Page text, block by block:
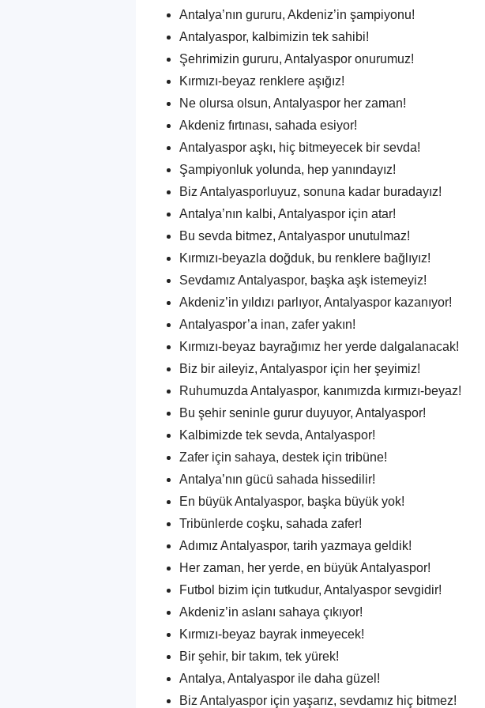
Antalya’nın gururu, Akdeniz’in şampiyonu!
Antalyaspor, kalbimizin tek sahibi!
Şehrimizin gururu, Antalyaspor onurumuz!
Kırmızı-beyaz renklere aşığız!
Ne olursa olsun, Antalyaspor her zaman!
Akdeniz fırtınası, sahada esiyor!
Antalyaspor aşkı, hiç bitmeyecek bir sevda!
Şampiyonluk yolunda, hep yanındayız!
Biz Antalyasporluyuz, sonuna kadar buradayız!
Antalya’nın kalbi, Antalyaspor için atar!
Bu sevda bitmez, Antalyaspor unutulmaz!
Kırmızı-beyazla doğduk, bu renklere bağlıyız!
Sevdamız Antalyaspor, başka aşk istemeyiz!
Akdeniz’in yıldızı parlıyor, Antalyaspor kazanıyor!
Antalyaspor’a inan, zafer yakın!
Kırmızı-beyaz bayrağımız her yerde dalgalanacak!
Biz bir aileyiz, Antalyaspor için her şeyimiz!
Ruhumuzda Antalyaspor, kanımızda kırmızı-beyaz!
Bu şehir seninle gurur duyuyor, Antalyaspor!
Kalbimizde tek sevda, Antalyaspor!
Zafer için sahaya, destek için tribüne!
Antalya’nın gücü sahada hissedilir!
En büyük Antalyaspor, başka büyük yok!
Tribünlerde coşku, sahada zafer!
Adımız Antalyaspor, tarih yazmaya geldik!
Her zaman, her yerde, en büyük Antalyaspor!
Futbol bizim için tutkudur, Antalyaspor sevgidir!
Akdeniz’in aslanı sahaya çıkıyor!
Kırmızı-beyaz bayrak inmeyecek!
Bir şehir, bir takım, tek yürek!
Antalya, Antalyaspor ile daha güzel!
Biz Antalyaspor için yaşarız, sevdamız hiç bitmez!